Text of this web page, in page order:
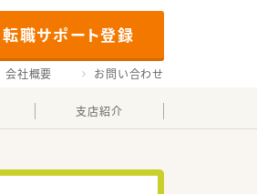
転職サポート登録
会社概要 お問い合わせ
支店紹介